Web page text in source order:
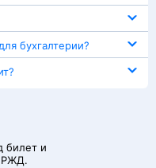
бухгалтерии?
билет и
РЖД.